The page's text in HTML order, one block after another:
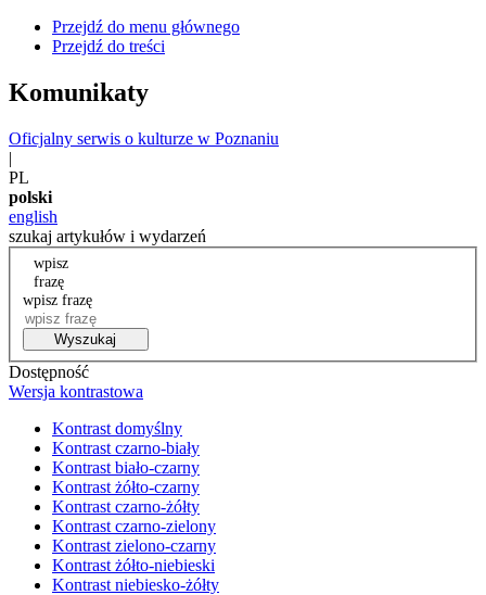
Przejdź do menu głównego
Przejdź do treści
Komunikaty
Oficjalny serwis o kulturze w Poznaniu
|
PL
polski
english
szukaj artykułów i wydarzeń
wpisz
frazę
wpisz frazę
Wyszukaj
Dostępność
Wersja kontrastowa
Kontrast domyślny
Kontrast czarno-biały
Kontrast biało-czarny
Kontrast żółto-czarny
Kontrast czarno-żółty
Kontrast czarno-zielony
Kontrast zielono-czarny
Kontrast żółto-niebieski
Kontrast niebiesko-żółty